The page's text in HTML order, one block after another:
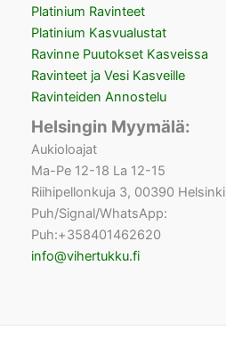
Platinium Ravinteet
Platinium Kasvualustat
Ravinne Puutokset Kasveissa
Ravinteet ja Vesi Kasveille
Ravinteiden Annostelu
Helsingin Myymälä:
Aukioloajat
Ma-Pe 12-18 La 12-15
Riihipellonkuja 3, 00390 Helsinki
Puh/Signal/WhatsApp:
Puh:+358401462620
info@vihertukku.fi